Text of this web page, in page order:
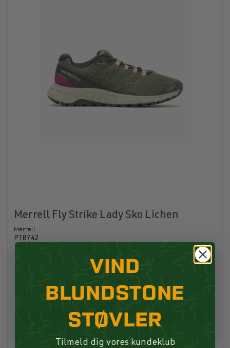
Merrell Fly Strike Lady Sko Lichen
Merrell
P18742
450,00 DKK
Køb
VIND
BLUNDSTONE
STØVLER
Tilmeld dig vores kundeklub